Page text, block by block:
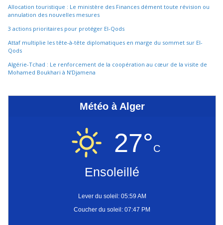
Allocation touristique : Le ministère des Finances dément toute révision ou
annulation des nouvelles mesures
3 actions prioritaires pour protéger El-Qods
Attaf multiplie les tête-à-tête diplomatiques en marge du sommet sur El-
Qods
Algérie-Tchad : Le renforcement de la coopération au cœur de la visite de
Mohamed Boukhari à N’Djamena
Météo à Alger
27°C
Ensoleillé
Lever du soleil: 05:59 AM
Coucher du soleil: 07:47 PM